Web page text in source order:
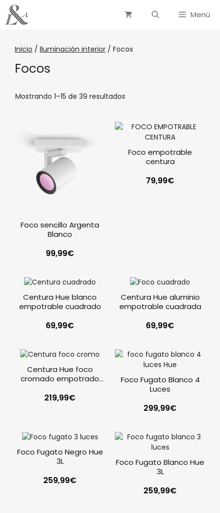
Menú
Inicio / Iluminación interior / Focos
Focos
Mostrando 1–15 de 39 resultados
Foco sencillo Argenta
Blanco
99,99€
Foco empotrable
centura
79,99€
Centura Hue blanco
empotrable cuadrado
69,99€
Centura Hue aluminio
empotrable cuadrada
69,99€
Centura Hue foco
cromado empotrado
219,99€
Foco Fugato Blanco 4
Luces
299,99€
Foco Fugato Negro Hue
3L
259,99€
Foco Fugato Blanco Hue
3L
259,99€